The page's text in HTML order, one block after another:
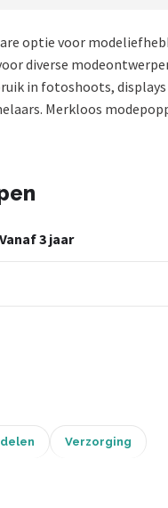
optie voor
diverse
in fotoshoots,
Merkloos
3 jaar
Verzorging